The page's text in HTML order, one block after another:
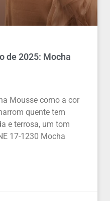
de 2025: Mocha
Mousse como a cor
quente tem
e terrosa, um tom
17-1230 Mocha